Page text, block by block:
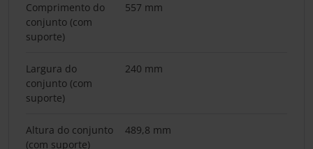
Comprimento do
conjunto (com
suporte)
557 mm
Largura do
conjunto (com
suporte)
240 mm
Altura do conjunto
(com suporte)
489,8 mm